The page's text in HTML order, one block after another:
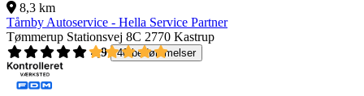
8,3 km
Tårnby Autoservice - Hella Service Partner
Tømmerup Stationsvej 8C 2770 Kastrup
4,9
40 bedømmelser